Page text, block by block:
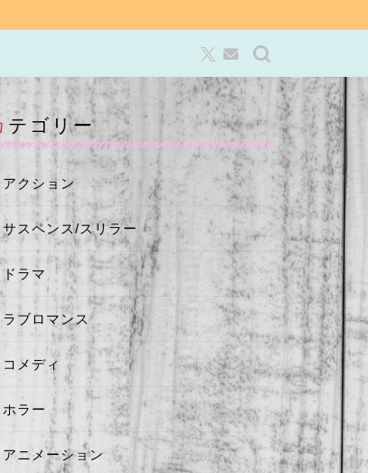
カテゴリー
アクション
サスペンス/スリラー
ドラマ
ラブロマンス
コメディ
ホラー
アニメーション